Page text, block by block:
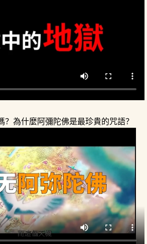
？為什麼阿彌陀佛是最珍貴的咒語？